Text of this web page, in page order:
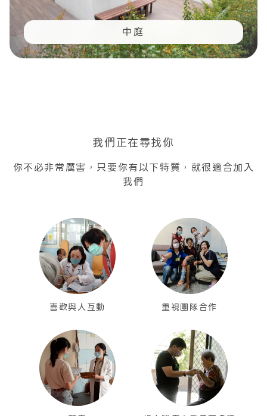
中庭
我們正在尋找你
你不必非常厲害，只要你有以下特質，就很適合加入
我們
喜歡與人互動 重視團隊合作